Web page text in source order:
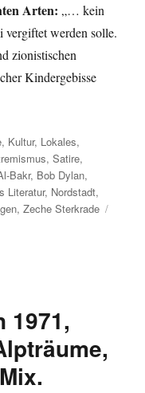
Arten: „… kein
vergiftet werden solle.
zionistischen
Kindergebisse
, Kultur, Lokales,
,Satire,
Bakr, Bob Dylan,
Literatur, Nordstadt,
,Zeche Sterkrade
1971,